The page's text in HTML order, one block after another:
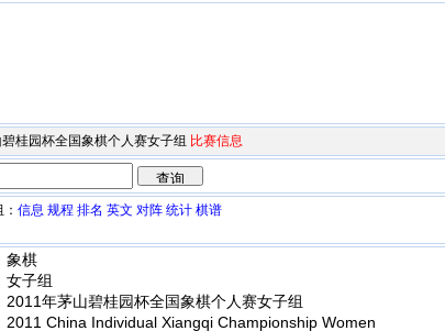
桂园杯全国象棋个人赛女子组 比赛信息
信息 规程 排名 英文 对阵 统计 棋谱
象棋
女子组
2011年茅山碧桂园杯全国象棋个人赛女子组
2011 China Individual Xiangqi Championship Women